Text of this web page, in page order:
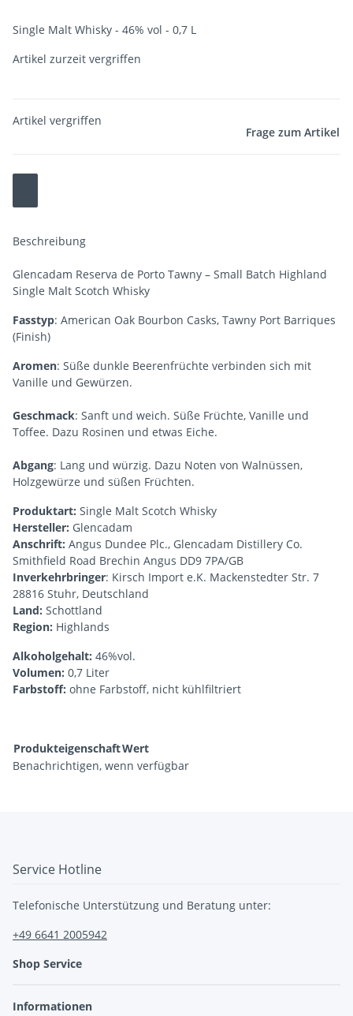
Single Malt Whisky - 46% vol - 0,7 L
Artikel zurzeit vergriffen
Artikel vergriffen
Frage zum Artikel
Beschreibung
Glencadam Reserva de Porto Tawny – Small Batch Highland
Single Malt Scotch Whisky
Fasstyp: American Oak Bourbon Casks, Tawny Port Barriques
(Finish)
Aromen: Süße dunkle Beerenfrüchte verbinden sich mit
Vanille und Gewürzen.
Geschmack: Sanft und weich. Süße Früchte, Vanille und
Toffee. Dazu Rosinen und etwas Eiche.
Abgang: Lang und würzig. Dazu Noten von Walnüssen,
Holzgewürze und süßen Früchten.
Produktart: Single Malt Scotch Whisky
Hersteller: Glencadam
Anschrift: Angus Dundee Plc., Glencadam Distillery Co.
Smithfield Road Brechin Angus DD9 7PA/GB
Inverkehrbringer: Kirsch Import e.K. Mackenstedter Str. 7
28816 Stuhr, Deutschland
Land: Schottland
Region: Highlands
Alkoholgehalt: 46%vol.
Volumen: 0,7 Liter
Farbstoff: ohne Farbstoff, nicht kühlfiltriert
ProdukteigenschaftWert
Benachrichtigen, wenn verfügbar
Service Hotline
Telefonische Unterstützung und Beratung unter:
+49 6641 2005942
Shop Service
Informationen